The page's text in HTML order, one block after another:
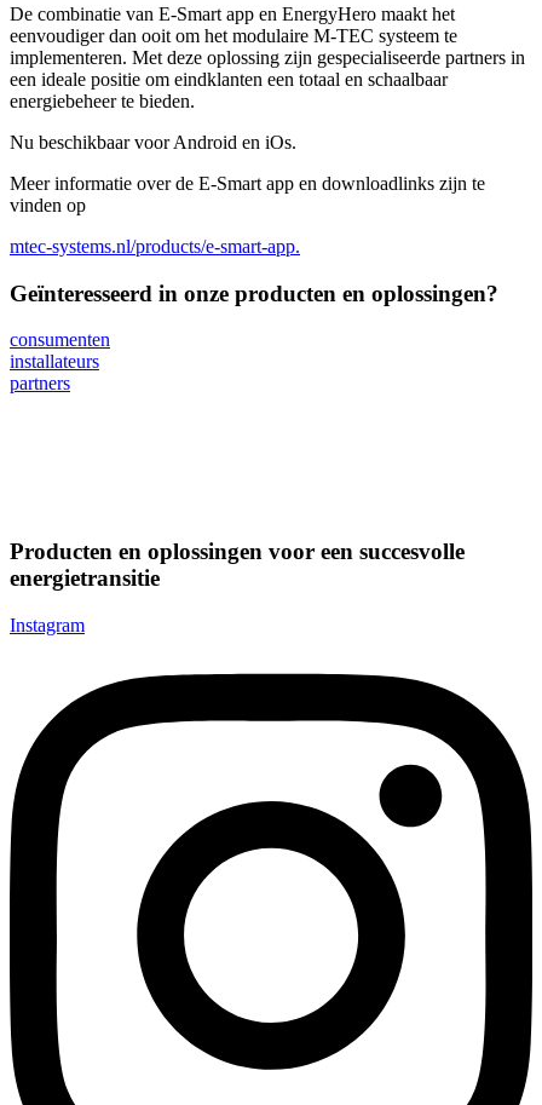
De combinatie van E-Smart app en EnergyHero maakt het
eenvoudiger dan ooit om het modulaire M-TEC systeem te
implementeren. Met deze oplossing zijn gespecialiseerde partners in
een ideale positie om eindklanten een totaal en schaalbaar
energiebeheer te bieden.
Nu beschikbaar voor Android en iOs.
Meer informatie over de E-Smart app en downloadlinks zijn te
vinden op
mtec-systems.nl/products/e-smart-app.
Geïnteresseerd in onze producten en oplossingen?
consumenten
installateurs
partners
Producten en oplossingen voor een succesvolle
energietransitie
Instagram